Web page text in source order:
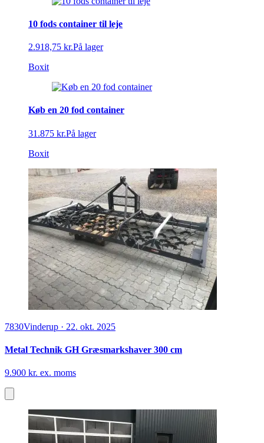
10 fods container til leje
2.918,75 kr.På lager
Boxit
Køb en 20 fod container
31.875 kr.På lager
Boxit
7830Vinderup · 22. okt. 2025
Metal Technik GH Græsmarkshaver 300 cm
9.900 kr. ex. moms